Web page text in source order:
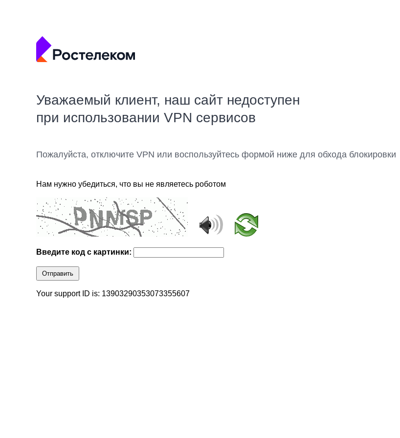
Уважаемый клиент, наш сайт недоступен
при использовании VPN сервисов
Пожалуйста, отключите VPN или воспользуйтесь формой ниже для обхода блокировки
Нам нужно убедиться, что вы не являетесь роботом
Введите код с картинки:
Отправить
Your support ID is: 13903290353073355607